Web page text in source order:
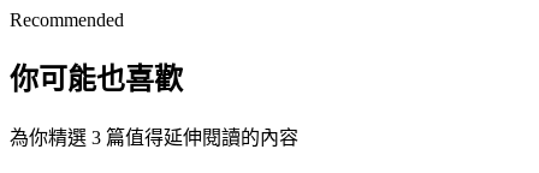
Recommended
你可能也喜歡
為你精選 3 篇值得延伸閱讀的內容